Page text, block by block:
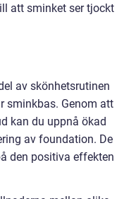
att sminket ser tjockt
av skönhetsrutinen
sminkbas. Genom att
kan du uppnå ökad
av foundation. De
den positiva effekten